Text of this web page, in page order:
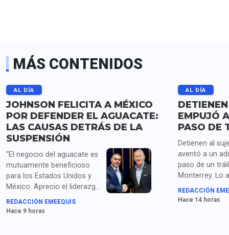
MÁS CONTENIDOS
AL DÍA
JOHNSON FELICITA A MÉXICO
POR DEFENDER EL AGUACATE:
LAS CAUSAS DETRÁS DE LA
SUSPENSIÓN
“El negocio del aguacate es
mutuamente beneficioso
para los Estados Unidos y
México. Aprecio el liderazgo
de la presidenta Sheinbaum
y los compromisos de
REDACCIÓN EMEEQUIS
Hace 9 horas
AL DÍA
EMPUJÓ
PASO DE
Detienen al
aventó a un
paso de un
Monterrey. Lo
homicidio y
droga.
REDACCIÓN
Hace 14 horas